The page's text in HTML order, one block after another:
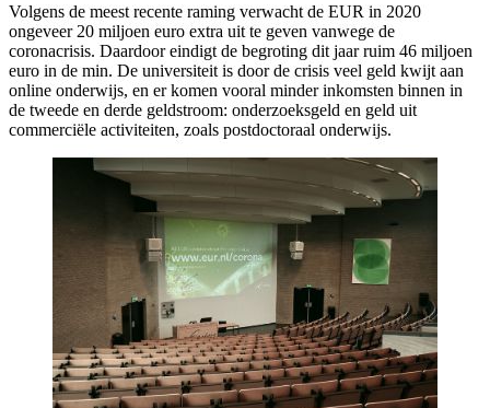
Volgens de meest recente raming verwacht de EUR in 2020
ongeveer 20 miljoen euro extra uit te geven vanwege de
coronacrisis. Daardoor eindigt de begroting dit jaar ruim 46 miljoen
euro in de min. De universiteit is door de crisis veel geld kwijt aan
online onderwijs, en er komen vooral minder inkomsten binnen in
de tweede en derde geldstroom: onderzoeksgeld en geld uit
commerciële activiteiten, zoals postdoctoraal onderwijs.